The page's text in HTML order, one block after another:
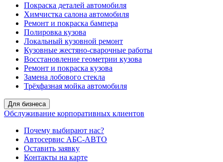
Покраска деталей автомобиля
Химчистка салона автомобиля
Ремонт и покраска бампера
Полировка кузова
Локальный кузовной ремонт
Кузовные жестяно-сварочные работы
Восстановление геометрии кузова
Ремонт и покраска кузова
Замена лобового стекла
Трёхфазная мойка автомобиля
Для бизнеса
Обслуживание корпоративных клиентов
Почему выбирают нас?
Автосервис АБС-АВТО
Оставить заявку
Контакты на карте